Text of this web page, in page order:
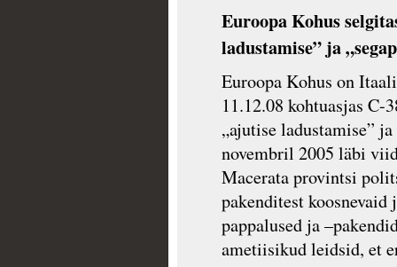
Euroopa Kohus
ladustamise” ja
Euroopa Kohus on
11.12.08 kohtuasjas
„ajutise ladustamise”
novembril 2005 läbi
Macerata provintsi
pakenditest
pappalused ja
ametiisikud leidsid, et